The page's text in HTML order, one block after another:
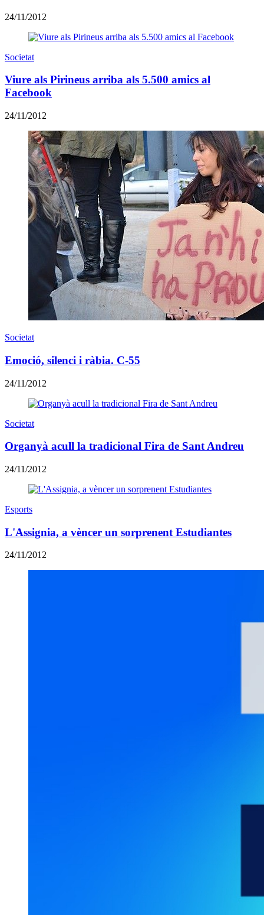
24/11/2012
Societat
Viure als Pirineus arriba als 5.500 amics al
Facebook
24/11/2012
Societat
Emoció, silenci i ràbia. C-55
24/11/2012
Societat
Organyà acull la tradicional Fira de Sant Andreu
24/11/2012
Esports
L'Assignia, a vèncer un sorprenent Estudiantes
24/11/2012